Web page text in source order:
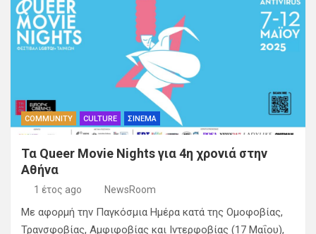
COMMUNITY CULTURE ΣΙΝΕΜΑ
Τα Queer Movie Nights για 4η χρονιά στην
Αθήνα
1 έτος ago NewsRoom
Με αφορμή την Παγκόσμια Ημέρα κατά της Ομοφοβίας,
Τρανσφοβίας, Αμφιφοβίας και Ιντερφοβίας (17 Μαΐου),